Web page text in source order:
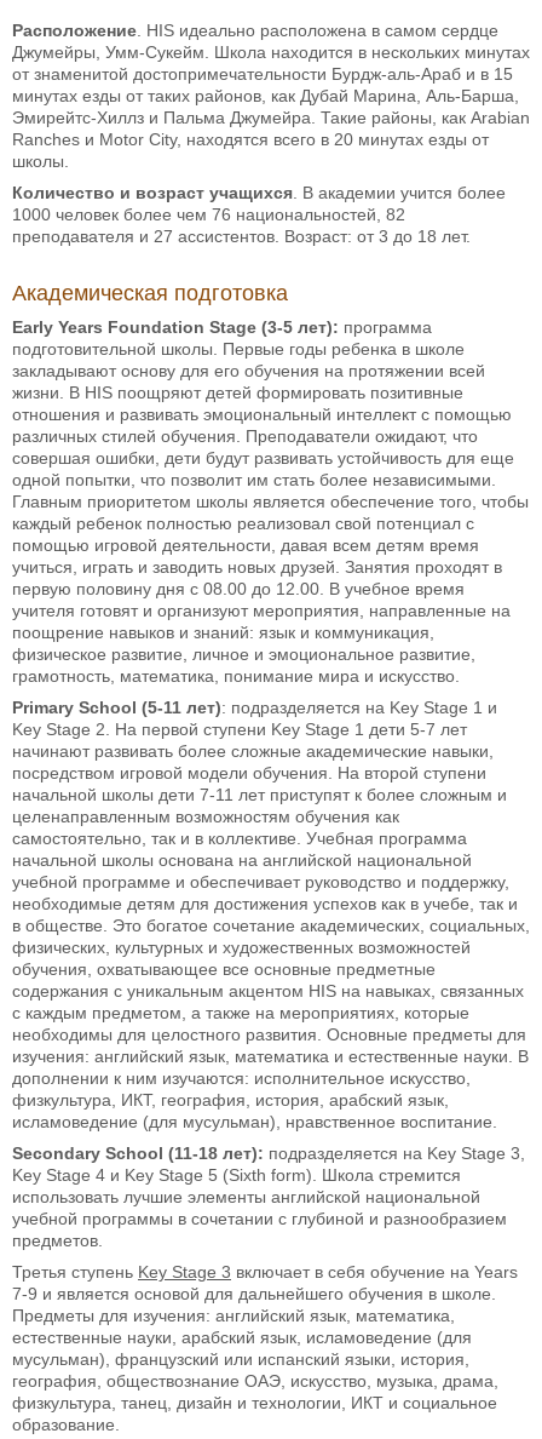
Расположение . HIS идеально расположена в самом сердце
Джумейры, Умм-Сукейм. Школа находится в нескольких минутах
от знаменитой достопримечательности Бурдж-аль-Араб и в 15
минутах езды от таких районов, как Дубай Марина, Аль-Барша,
Эмирейтс-Хиллз и Пальма Джумейра. Такие районы, как Arabian
Ranches и Motor City, находятся всего в 20 минутах езды от
школы.
Количество и возраст учащихся . В академии учится более
1000 человек более чем 76 национальностей, 82
преподавателя и 27 ассистентов. Возраст: от 3 до 18 лет.
Академическая подготовка
Early Years Foundation Stage (3-5 лет): программа
подготовительной школы. Первые годы ребенка в школе
закладывают основу для его обучения на протяжении всей
жизни. В HIS поощряют детей формировать позитивные
отношения и развивать эмоциональный интеллект с помощью
различных стилей обучения. Преподаватели ожидают, что
совершая ошибки, дети будут развивать устойчивость для еще
одной попытки, что позволит им стать более независимыми.
Главным приоритетом школы является обеспечение того, чтобы
каждый ребенок полностью реализовал свой потенциал с
помощью игровой деятельности, давая всем детям время
учиться, играть и заводить новых друзей. Занятия проходят в
первую половину дня с 08.00 до 12.00. В учебное время
учителя готовят и организуют мероприятия, направленные на
поощрение навыков и знаний: язык и коммуникация,
физическое развитие, личное и эмоциональное развитие,
грамотность, математика, понимание мира и искусство.
Primary School (5-11 лет): подразделяется на Key Stage 1 и
Key Stage 2. На первой ступени Key Stage 1 дети 5-7 лет
начинают развивать более сложные академические навыки,
посредством игровой модели обучения. На второй ступени
начальной школы дети 7-11 лет приступят к более сложным и
целенаправленным возможностям обучения как
самостоятельно, так и в коллективе. Учебная программа
начальной школы основана на английской национальной
учебной программе и обеспечивает руководство и поддержку,
необходимые детям для достижения успехов как в учебе, так и
в обществе. Это богатое сочетание академических, социальных,
физических, культурных и художественных возможностей
обучения, охватывающее все основные предметные
содержания с уникальным акцентом HIS на навыках, связанных
с каждым предметом, а также на мероприятиях, которые
необходимы для целостного развития. Основные предметы для
изучения: английский язык, математика и естественные науки. В
дополнении к ним изучаются: исполнительное искусство,
физкультура, ИКТ, география, история, арабский язык,
исламоведение (для мусульман), нравственное воспитание.
Secondary School (11-18 лет): подразделяется на Key Stage 3,
Key Stage 4 и Key Stage 5 (Sixth form). Школа стремится
использовать лучшие элементы английской национальной
учебной программы в сочетании с глубиной и разнообразием
предметов.
Третья ступень Key Stage 3 включает в себя обучение на Years
7-9 и является основой для дальнейшего обучения в школе.
Предметы для изучения: английский язык, математика,
естественные науки, арабский язык, исламоведение (для
мусульман), французский или испанский языки, история,
география, обществознание ОАЭ, искусство, музыка, драма,
физкультура, танец, дизайн и технологии, ИКТ и социальное
образование.